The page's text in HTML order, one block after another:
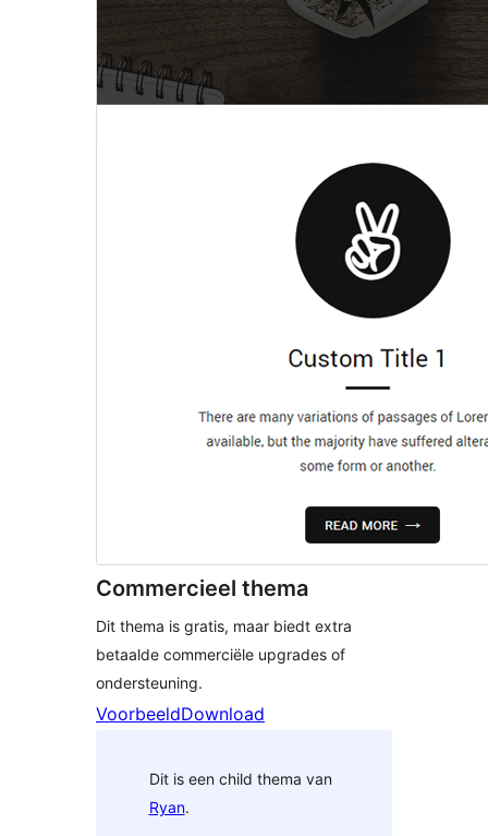
Commercieel thema
Dit thema is gratis, maar biedt extra
betaalde commerciële upgrades of
ondersteuning.
VoorbeeldDownload
Dit is een child thema van
Ryan.